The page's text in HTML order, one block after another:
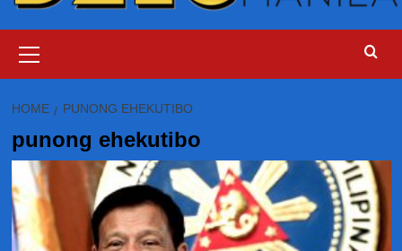
Menu
HOME PUNONG EHEKUTIBO
punong ehekutibo